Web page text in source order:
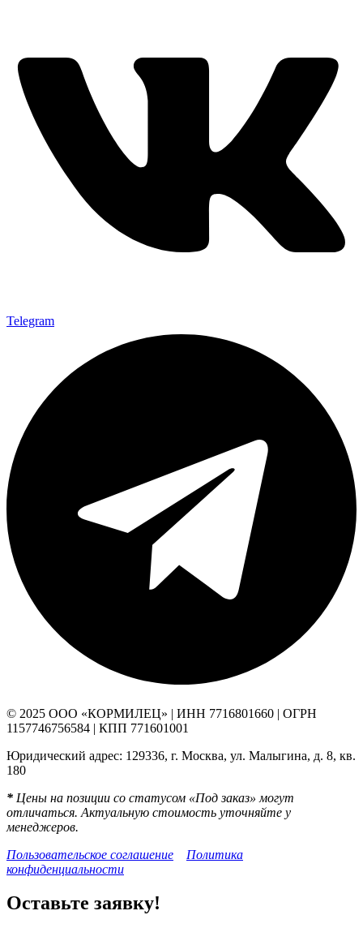
Telegram
© 2025 ООО «КОРМИЛЕЦ» | ИНН 7716801660 | ОГРН
1157746756584 | КПП 771601001
Юридический адрес: 129336, г. Москва, ул. Малыгина, д. 8, кв.
180
* Цены на позиции со статусом «Под заказ» могут
отличаться. Актуальную стоимость уточняйте у
менеджеров.
Пользовательское соглашение
Политика
конфиденциальности
Оставьте заявку!